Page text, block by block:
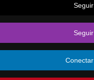
Seguir
Seguir
Conectar